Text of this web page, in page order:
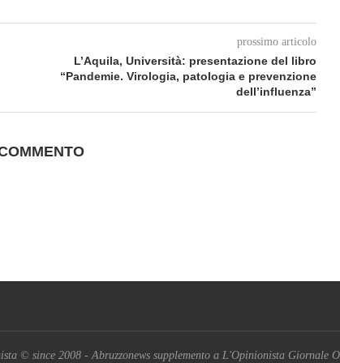
prossimo articolo
L’Aquila, Università: presentazione del libro
“Pandemie. Virologia, patologia e prevenzione
dell’influenza”
© since 2008 - Abruzzonews supplemento a L'Opinionista Giornale